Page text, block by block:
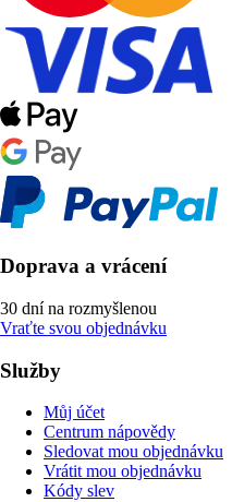
Doprava a vrácení
30 dní na rozmyšlenou
Vraťte svou objednávku
Služby
Můj účet
Centrum nápovědy
Sledovat mou objednávku
Vrátit mou objednávku
Kódy slev